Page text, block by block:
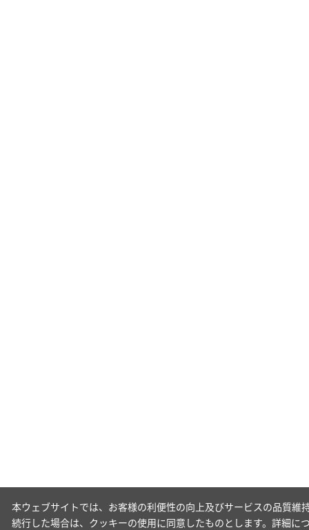
本ウェブサイトでは、お客様の利便性の向上及びサービスの品質
続行した場合は、クッキーの使用に同意したものとします。詳細